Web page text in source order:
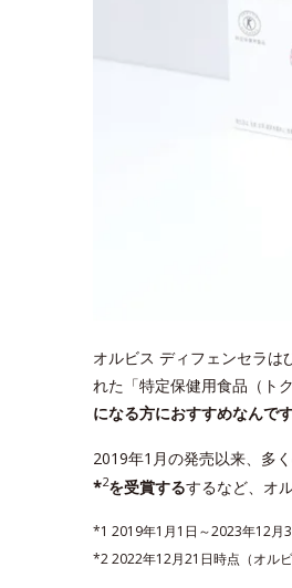
オルビス ディフェンセラは
れた「特定保健用食品（ト
になる方におすすめなんです
2019年1月の発売以来、多
*2を受賞するするなど、オ
*1 2019年1月1日～2023年12月
*2 2022年12月21日時点（オルビ